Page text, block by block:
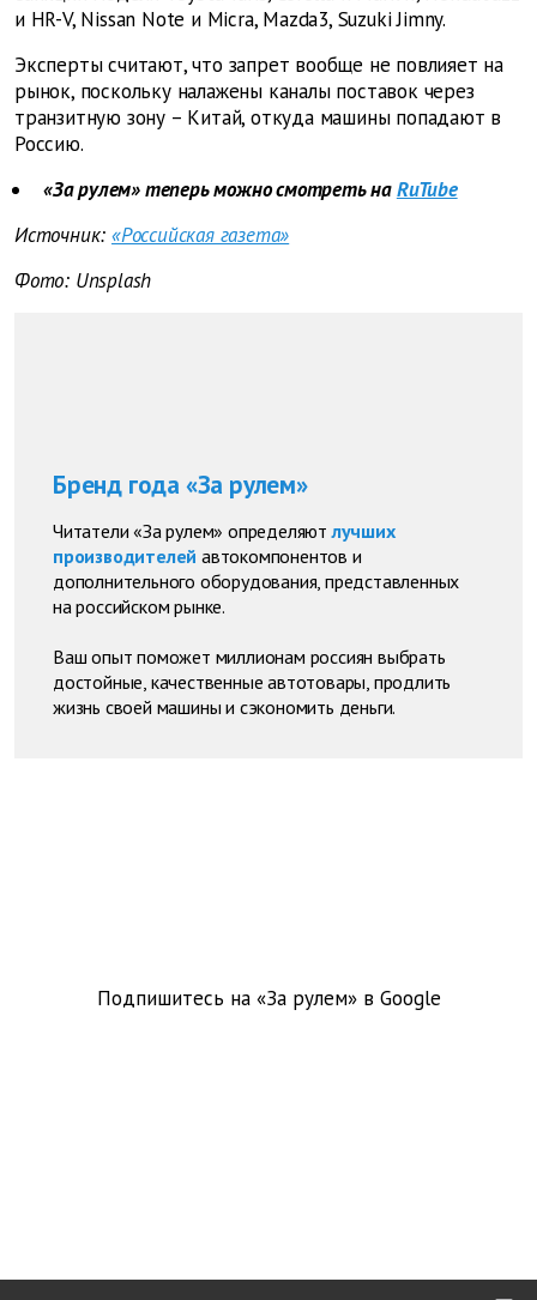
и HR-V, Nissan Note и Micra, Mazda3, Suzuki Jimny.
Эксперты считают, что запрет вообще не повлияет на
рынок, поскольку налажены каналы поставок через
транзитную зону – Китай, откуда машины попадают в
Россию.
«За рулем» теперь можно смотреть наRuTube
Источник: «Российская газета»
Фото: Unsplash
Бренд года «За рулем»
Читатели «За рулем» определяют лучших
производителей автокомпонентов и
дополнительного оборудования, представленных
на российском рынке.
Ваш опыт поможет миллионам россиян выбрать
достойные, качественные автотовары, продлить
жизнь своей машины и сэкономить деньги.
Подпишитесь на «За рулем» в Google